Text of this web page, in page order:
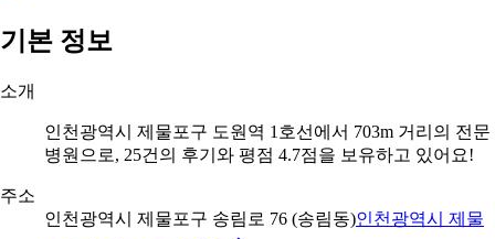
기본 정보
소개
인천광역시 제물포구 도원역 1호선에서 703m 거리의 전문
병원으로, 25건의 후기와 평점 4.7점을 보유하고 있어요!
주소
인천광역시 제물포구 송림로 76 (송림동)인천광역시 제물